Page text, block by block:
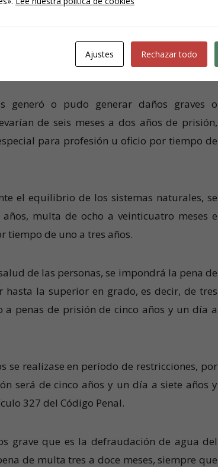
generó o pudo generar daños graves o
de seis meses a dos años de prisión,
para profesión u oficio por tiempo de
el equilibrio de los sistemas naturales, se
multa de ocho a veinticuatro meses e
tiempo de uno a tres años.
de las personas, se impondrá la pena de
la superior en grado, es decir, de tres
a penas de prisión de cinco años y un día a
se realizase en período de restricciones, por
será de cinco años y un día a siete años y
327 del Código Penal.
grave que es la defraudación de agua del
de multa tres a doce meses, siempre que
Ajustes Rechazar todo